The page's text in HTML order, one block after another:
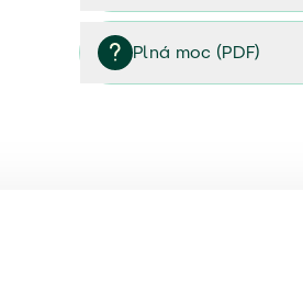
Informace o zpracování
Plná moc (PDF)